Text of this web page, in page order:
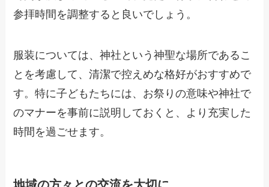
参拝時間を調整すると良いでしょう。
服装については、神社という神聖な場所であるこ
とを考慮して、清潔で控えめな格好がおすすめで
す。特に子どもたちには、お祭りの意味や神社で
のマナーを事前に説明しておくと、より充実した
時間を過ごせます。